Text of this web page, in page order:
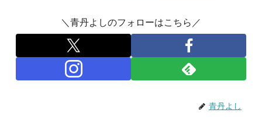
＼青丹よしのフォローはこちら／
青丹よし